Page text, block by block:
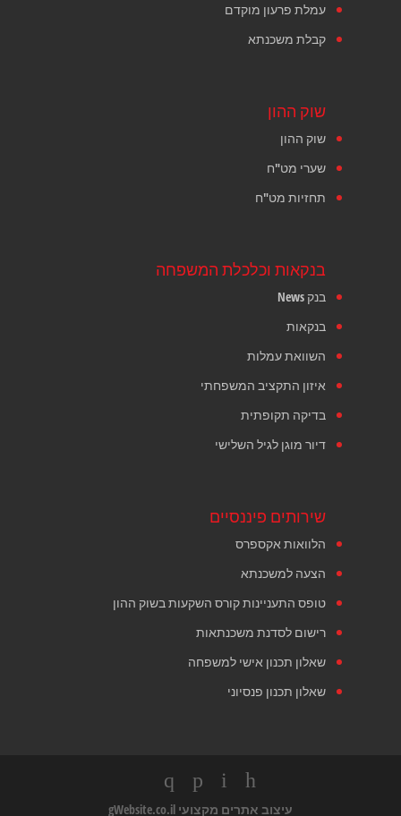
עמלת פרעון מוקדם
קבלת משכנתא
שוק ההון
שוק ההון
שערי מט"ח
תחזיות מט"ח
בנקאות וכלכלת המשפחה
בנק News
בנקאות
השוואת עמלות
איזון התקציב המשפחתי
בדיקה תקופתית
דיור מוגן לגיל השלישי
שירותים פיננסיים
הלוואות אקספרס
הצעה למשכנתא
טופס התעניינות קורס השקעות בשוק ההון
רישום לסדנת משכנתאות
שאלון תכנון אישי למשפחה
שאלון תכנון פנסיוני
עיצוב אתרים מקצועי